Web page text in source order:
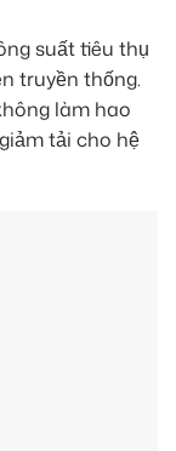
suất tiêu thụ
truyền thống.
làm hao
tải cho hệ